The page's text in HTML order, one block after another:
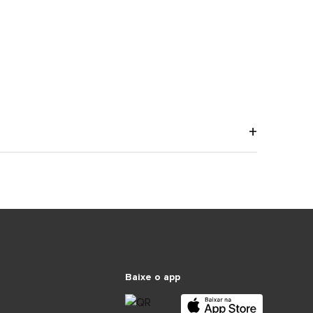
Baixe o app